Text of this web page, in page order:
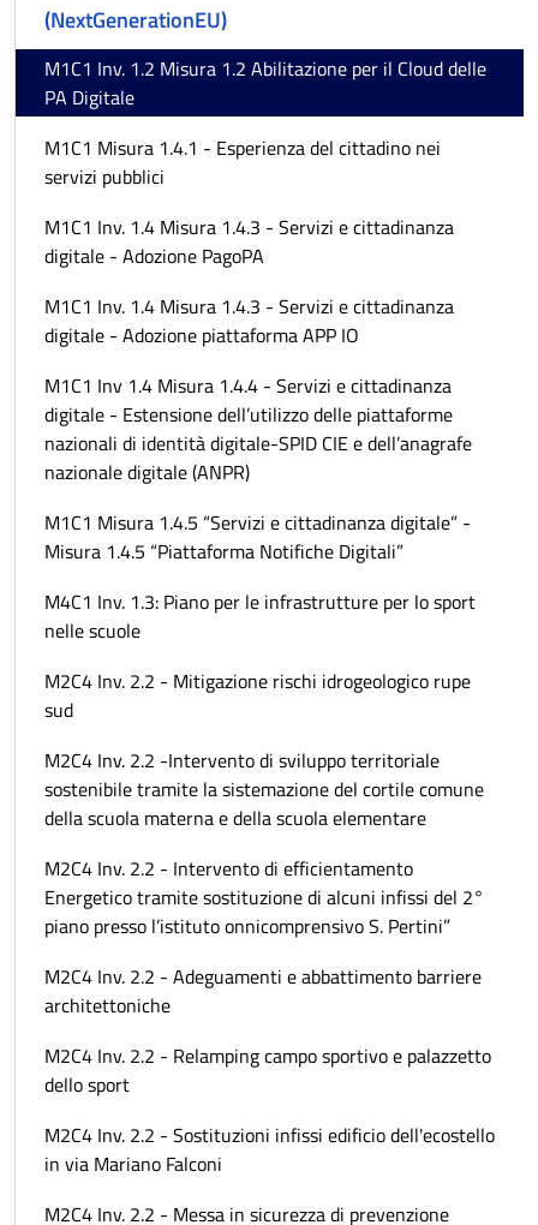
(NextGenerationEU)
M1C1 Inv. 1.2 Misura 1.2 Abilitazione per il Cloud delle
PA Digitale
M1C1 Misura 1.4.1 - Esperienza del cittadino nei
servizi pubblici
M1C1 Inv. 1.4 Misura 1.4.3 - Servizi e cittadinanza
digitale - Adozione PagoPA
M1C1 Inv. 1.4 Misura 1.4.3 - Servizi e cittadinanza
digitale - Adozione piattaforma APP IO
M1C1 Inv 1.4 Misura 1.4.4 - Servizi e cittadinanza
digitale - Estensione dell’utilizzo delle piattaforme
nazionali di identità digitale-SPID CIE e dell’anagrafe
nazionale digitale (ANPR)
M1C1 Misura 1.4.5 “Servizi e cittadinanza digitale” -
Misura 1.4.5 “Piattaforma Notifiche Digitali”
M4C1 Inv. 1.3: Piano per le infrastrutture per lo sport
nelle scuole
M2C4 Inv. 2.2 - Mitigazione rischi idrogeologico rupe
sud
M2C4 Inv. 2.2 -Intervento di sviluppo territoriale
sostenibile tramite la sistemazione del cortile comune
della scuola materna e della scuola elementare
M2C4 Inv. 2.2 - Intervento di efficientamento
Energetico tramite sostituzione di alcuni infissi del 2°
piano presso l’istituto onnicomprensivo S. Pertini”
M2C4 Inv. 2.2 - Adeguamenti e abbattimento barriere
architettoniche
M2C4 Inv. 2.2 - Relamping campo sportivo e palazzetto
dello sport
M2C4 Inv. 2.2 - Sostituzioni infissi edificio dell'ecostello
in via Mariano Falconi
M2C4 Inv. 2.2 - Messa in sicurezza di prevenzione